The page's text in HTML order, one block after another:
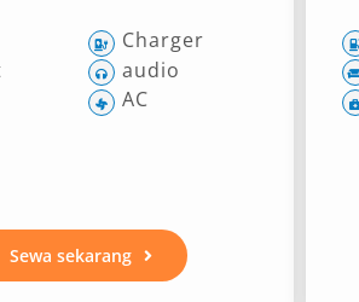
Charger
audio
AC
Sewa sekarang